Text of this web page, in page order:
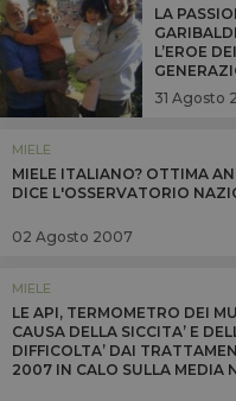
LA
L’EROE
31 Agosto
MIELE
MIELE ITALIANO? OTTIMA
DICE L'OSSERVATORIO
02 Agosto 2007
MIELE
LE API, TERMOMETRO DEI
CAUSA DELLA SICCITA’ E
DIFFICOLTA’ DAI
2007 IN CALO SULLA MEDIA